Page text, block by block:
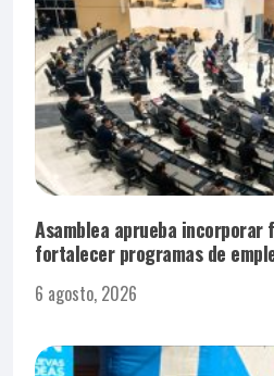
Asamblea aprueba incorporar
fortalecer programas de
6 agosto, 2026